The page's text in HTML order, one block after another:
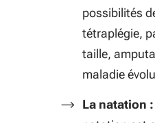
possibilités
tétraplégie,
taille,
maladie
La natation :